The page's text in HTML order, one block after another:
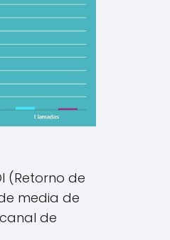
(Retorno de
media de
de